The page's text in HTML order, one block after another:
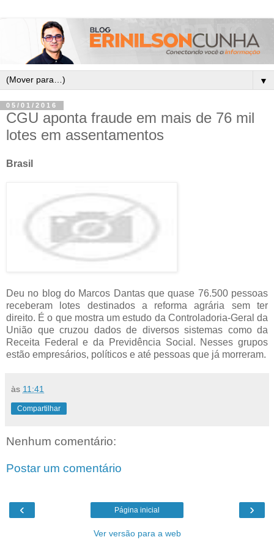
▼
05/01/2016
CGU aponta fraude em mais de 76 mil
lotes em assentamentos
Brasil
Deu no blog do Marcos Dantas que quase 76.500 pessoas
receberam lotes destinados a reforma agrária sem ter
direito. É o que mostra um estudo da Controladoria-Geral da
União que cruzou dados de diversos sistemas como da
Receita Federal e da Previdência Social. Nesses grupos
estão empresários, políticos e até pessoas que já morreram.
às 11:41
Compartilhar
Nenhum comentário:
Postar um comentário
‹ ›
Página inicial
Ver versão para a web